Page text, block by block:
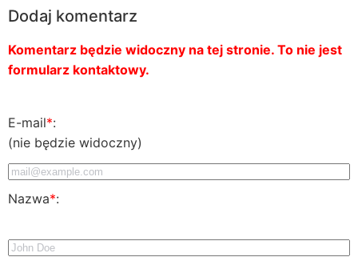
Dodaj komentarz
Komentarz będzie widoczny na tej stronie. To nie jest
formularz kontaktowy.
E-mail*:
(nie będzie widoczny)
Nazwa*: